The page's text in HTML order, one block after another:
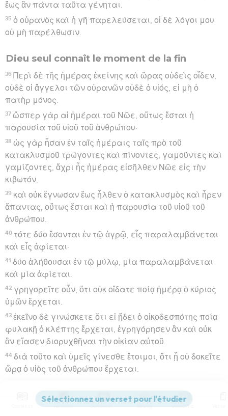
ἕως ἂν πάντα ταῦτα γένηται.
35 ὁ οὐρανὸς καὶ ἡ γῆ παρελεύσεται, οἱ δὲ λόγοι μου
οὐ μὴ παρέλθωσιν.
Dieu seul connaît le moment de la fin
36 Περὶ δὲ τῆς ἡμέρας ἐκείνης καὶ ὥρας οὐδεὶς οἶδεν,
οὐδὲ οἱ ἄγγελοι τῶν οὐρανῶν οὐδὲ ὁ υἱός, εἰ μὴ ὁ
πατὴρ μόνος.
37 ὥσπερ γὰρ αἱ ἡμέραι τοῦ Νῶε, οὕτως ἔσται ἡ
παρουσία τοῦ υἱοῦ τοῦ ἀνθρώπου·
38 ὡς γὰρ ἦσαν ἐν ταῖς ἡμέραις ταῖς πρὸ τοῦ
κατακλυσμοῦ τρώγοντες καὶ πίνοντες, γαμοῦντες καὶ
γαμίζοντες, ἄχρι ἧς ἡμέρας εἰσῆλθεν Νῶε εἰς τὴν
κιβωτόν,
39 καὶ οὐκ ἔγνωσαν ἕως ἦλθεν ὁ κατακλυσμὸς καὶ ἦρεν
ἅπαντας, οὕτως ἔσται καὶ ἡ παρουσία τοῦ υἱοῦ τοῦ
ἀνθρώπου.
40 τότε δύο ἔσονται ἐν τῷ ἀγρῷ, εἷς παραλαμβάνεται
καὶ εἷς ἀφίεται·
41 δύο ἀλήθουσαι ἐν τῷ μύλῳ, μία παραλαμβάνεται
καὶ μία ἀφίεται.
42 γρηγορεῖτε οὖν, ὅτι οὐκ οἴδατε ποίᾳ ἡμέρᾳ ὁ κύριος
ὑμῶν ἔρχεται.
43 ἐκεῖνο δὲ γινώσκετε ὅτι εἰ ᾔδει ὁ οἰκοδεσπότης ποίᾳ
φυλακῇ ὁ κλέπτης ἔρχεται, ἐγρηγόρησεν ἂν καὶ οὐκ
ἂν εἴασεν διορυχθῆναι τὴν οἰκίαν αὐτοῦ.
44 διὰ τοῦτο καὶ ὑμεῖς γίνεσθε ἕτοιμοι, ὅτι ᾗ οὐ δοκεῖτε
ὥρᾳ ὁ υἱὸς τοῦ ἀνθρώπου ἔρχεται.
Le serviteur fidèle et le serviteur infidèle
Versions Commentaires Strong